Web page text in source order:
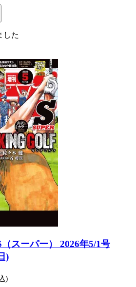
した
スーパー） 2026年5/1号
)
)